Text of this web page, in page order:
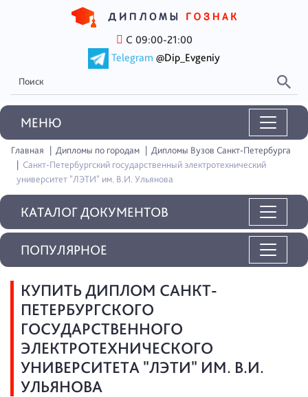
С 09:00-21:00
Telegram @Dip_Evgeniy
MEНЮ
Главная Дипломы по городам
Дипломы Вузов Санкт-Петербурга
Санкт-Петербургский государственный электротехнический
университет "ЛЭТИ" им. В.И. Ульянова
КАТАЛОГ ДОКУМЕНТОВ
КУПИТЬ ДИПЛОМ САНКТ-
ПЕТЕРБУРГСКОГО
ГОСУДАРСТВЕННОГО
ЭЛЕКТРОТЕХНИЧЕСКОГО
УНИВЕРСИТЕТА "ЛЭТИ" ИМ. В.И.
УЛЬЯНОВА
ПОПУЛЯРНОЕ